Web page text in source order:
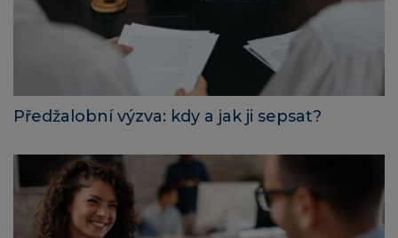
Předžalobní výzva: kdy a jak ji sepsat?